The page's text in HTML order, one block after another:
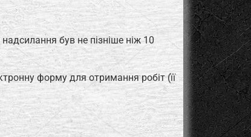
був не пізніше ніж 10
форму для отримання робіт (її